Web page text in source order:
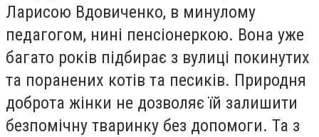
Ларисою Вдовиченко, в минулому
педагогом, нині пенсіонеркою. Вона уже
багато років підбирає з вулиці покинутих
та поранених котів та песиків. Природня
доброта жінки не дозволяє їй залишити
безпомічну тваринку без допомоги. Та з